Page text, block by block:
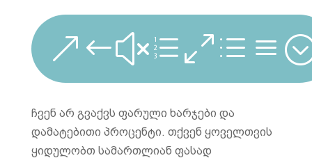
ჩვენ არ გვაქვს ფარული ხარჯები და
დამატებითი პროცენტი. თქვენ ყოველთვის
ყიდულობთ სამართლიან ფასად